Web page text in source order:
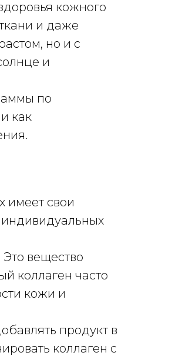
кожного
и даже
но и с
и
по
как
имеет свои
вещество
коллаген часто
кожи и
продукт в
коллаген с